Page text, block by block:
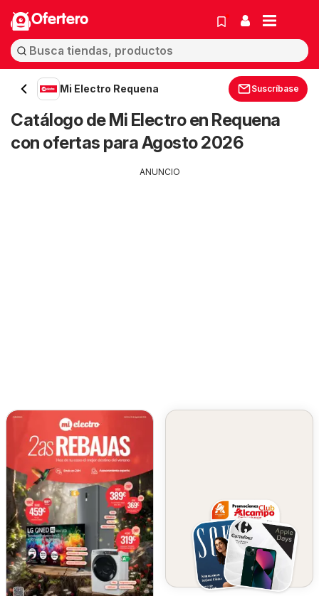
Ofertero
Mi Electro Requena Suscríbase
Catálogo de Mi Electro en Requena
con ofertas para Agosto 2026
ANUNCIO